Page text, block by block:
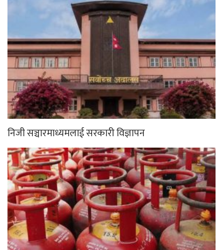
निजी सञ्चारमाध्यमलाई सरकारी विज्ञापन